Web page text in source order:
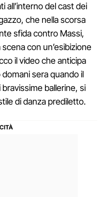
all’interno del cast dei
che nella scorsa
sfida contro Massi,
con un’esibizione
il video che anticipa
sera quando il
ballerine, si
di danza prediletto.